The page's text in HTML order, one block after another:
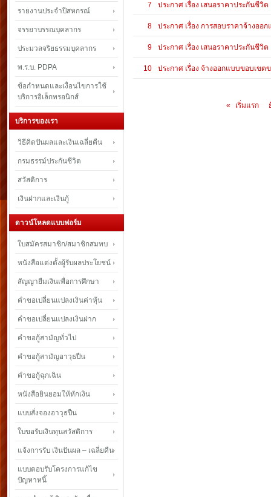
7 ประกาศ เรื่อง เสนอราคาประกันชีวิต
8 ประกาศ เรื่อง การสอบราคาจ้างอ
9 ประกาศ เรื่อง เสนอราคาประกันชีวิต
10 ประกาศ เรื่อง จ้างออกแบบขอบเข
« เริ่มแรก
รายงานประจำปีสหกรณ์
จรรยาบรรณบุคลากร
ประมวลจริยธรรมบุคลากร
พ.ร.บ. PDPA
ข้อกำหนดและเงื่อนไขการใช้
บริการอิเล็กทรอนิกส์
บริการของเรา
วิธีคิดปันผลและเงินเฉลี่ยคืน
กรมธรรม์ประกันชีวิต
สวัสดิการ
เงินฝากและเงินกู้
ดาวน์โหลดแบบฟอร์ม
ใบสมัครสมาชิก/สมาชิกสมทบ
หนังสือแต่งตั้งผู้รับผลประโยชน์
สัญญายืมเงินเพื่อการศึกษา
คำขอเปลี่ยนแปลงเงินค่าหุ้น
คำขอเปลี่ยนแปลงเงินฝาก
คำขอกู้สามัญทั่วไป
คำขอกู้สามัญอาวุธปืน
คำขอกู้ฉุกเฉิน
หนังสือยินยอมให้หักเงิน
แบบสั่งจองอาวุธปืน
ใบขอรับเงินทุนสวัสดิการ
แจ้งการรับ เงินปันผล – เฉลี่ยคืน
แบบตอบรับโครงการแก้ไข
ปัญหาหนี้